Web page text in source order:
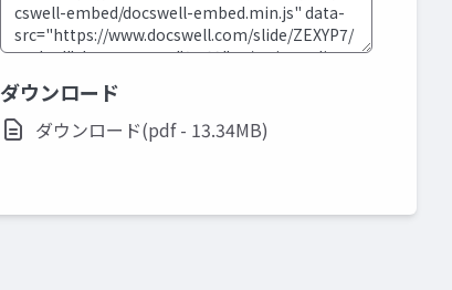
ダウンロード
ダウンロード(pdf - 13.34MB)